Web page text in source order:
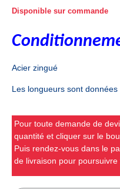
Disponible sur commande
Acier zingué
Les longueurs sont
Pour toute demande de
quantité et cliquer sur le
Puis rendez-vous dans le
de livraison pour